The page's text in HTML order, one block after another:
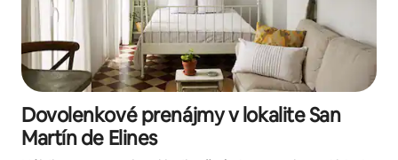
Dovolenkové prenájmy v lokalite San
Martín de Elines